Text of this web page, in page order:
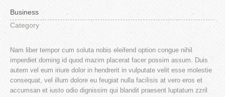
Business
Category
Nam liber tempor cum soluta nobis eleifend option congue nihil
imperdiet doming id quod mazim placerat facer possim assum. Duis
autem vel eum iriure dolor in hendrerit in vulputate velit esse molestie
consequat, vel illum dolore eu feugiat nulla facilisis at vero eros et
accumsan et iusto odio dignissim qui blandit praesent luptatum zzril